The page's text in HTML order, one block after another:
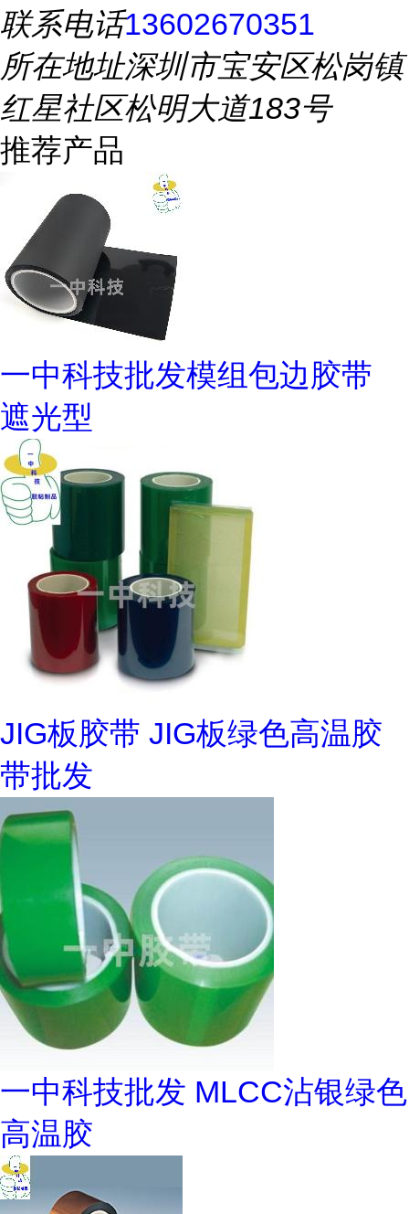
联系电话13602670351
所在地址深圳市宝安区松岗镇
红星社区松明大道183号
推荐产品
一中科技批发模组包边胶带
遮光型
JIG板胶带 JIG板绿色高温胶
带批发
一中科技批发 MLCC沾银绿色
高温胶